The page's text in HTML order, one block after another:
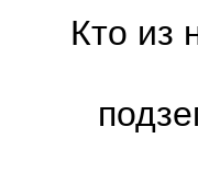
Кто из